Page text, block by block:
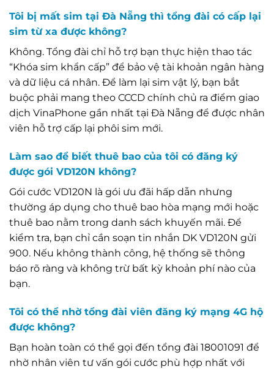
Tôi bị mất sim tại Đà Nẵng thì tổng đài có cấp lại
sim từ xa được không?
Không. Tổng đài chỉ hỗ trợ bạn thực hiện thao tác
“Khóa sim khẩn cấp” để bảo vệ tài khoản ngân hàng
và dữ liệu cá nhân. Để làm lại sim vật lý, bạn bắt
buộc phải mang theo CCCD chính chủ ra điểm giao
dịch VinaPhone gần nhất tại Đà Nẵng để được nhân
viên hỗ trợ cấp lại phôi sim mới.
Làm sao để biết thuê bao của tôi có đăng ký
được gói VD120N không?
Gói cước VD120N là gói ưu đãi hấp dẫn nhưng
thường áp dụng cho thuê bao hòa mạng mới hoặc
thuê bao nằm trong danh sách khuyến mãi. Để
kiểm tra, bạn chỉ cần soạn tin nhắn DK VD120N gửi
900. Nếu không thành công, hệ thống sẽ thông
báo rõ ràng và không trừ bất kỳ khoản phí nào của
bạn.
Tôi có thể nhờ tổng đài viên đăng ký mạng 4G hộ
được không?
Bạn hoàn toàn có thể gọi đến tổng đài 18001091 để
nhờ nhân viên tư vấn gói cước phù hợp nhất với